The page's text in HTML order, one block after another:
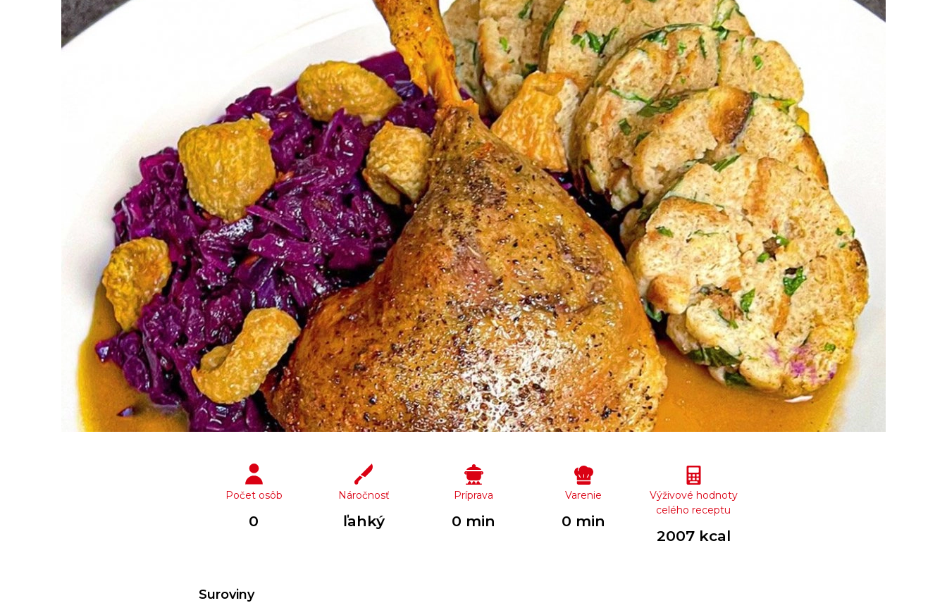
Počet osôb
0
Náročnosť
ľahký
Príprava
0 min
Varenie
0 min
Výživové hodnoty
celého receptu
2007 kcal
Suroviny